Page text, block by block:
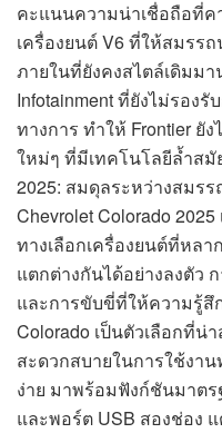
คะแนนความน่าเชื่อถือที่ค
เครื่องยนต์ V6 ที่ให้สมรร
ภายในที่ยังคงสไตล์เดิมม
Infotainment ที่ยังไม่รอง
ทางการ ทำให้ Frontier ยั
ใหม่ๆ ที่มีเทคโนโลยีล้ำสมั
2025: สมดุลระหว่างสมร
Chevrolet Colorado
ทางเลือกเครื่องยนต์ที่หล
แตกต่างกันได้อย่างลงตัว
และการขับขี่ที่ให้ความรู้สึ
Colorado เป็นตัวเลือกที่น่
สะดวกสบายในการใช้งา
ง่าย มาพร้อมฟังก์ชันมาต
และพอร์ต USB สองช่อง